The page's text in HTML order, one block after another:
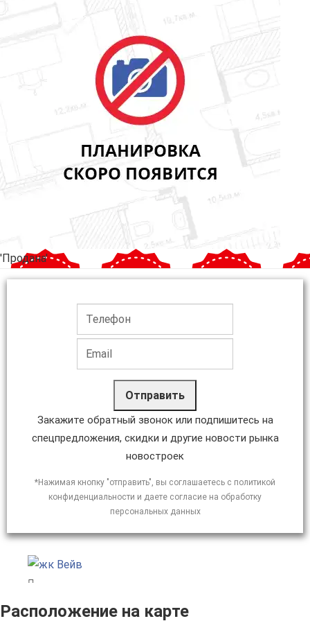
'Продана'
Отправить
Закажите обратный звонок или подпишитесь на
спецпредложения, скидки и другие новости рынка
новостроек
*Нажимая кнопку "отправить", вы соглашаетесь с политикой
конфиденциальности и даете согласие на обработку
персональных данных
Расположение на карте